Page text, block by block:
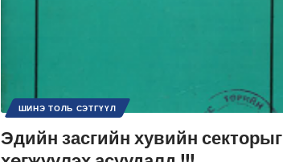
ШИНЭ ТОЛЬ СЭТГҮҮЛ
Эдийн засгийн хувийн секторыг